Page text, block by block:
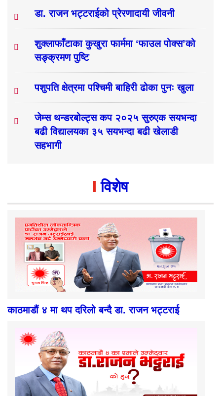
डा. राजन भट्टराईको प्रेरणादायी जीवनी
शुक्लाफाँटाका कुखुरा फार्ममा ‘फाउल पोक्स’को
सङ्क्रमण पुष्टि
पशुपति क्षेत्रमा पश्चिमी बाहिरी ढोका पुनः खुला
जेम्स थन्डरबोल्ट्स कप २०२५ सुरुएक सयभन्दा
बढी विद्यालयका ३५ सयभन्दा बढी खेलाडी
सहभागी
विशेष
काठमाडौं ४ मा थप दरिलो बन्दै डा. राजन भट्टराई